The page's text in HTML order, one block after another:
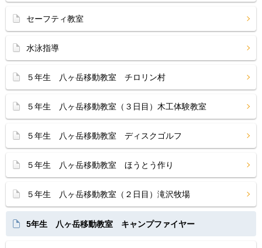
セーフティ教室
水泳指導
５年生 八ヶ岳移動教室 チロリン村
５年生 八ヶ岳移動教室（３日目）木工体験教室
５年生 八ヶ岳移動教室 ディスクゴルフ
５年生 八ヶ岳移動教室 ほうとう作り
５年生 八ヶ岳移動教室（２日目）滝沢牧場
5年生 八ヶ岳移動教室 キャンプファイヤー